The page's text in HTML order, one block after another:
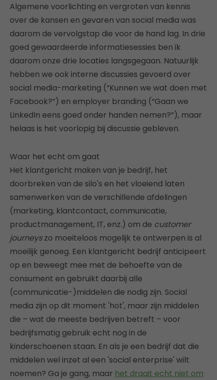
Algemene voorlichting en vergroten van kennis
over de kansen en gevaren van social media was
daarom de vervolgstap die voor de hand lag. In drie
goed gewaardeerde informatiesessies ben ik
daarom onze drie locaties langsgegaan. Natuurlijk
hebben we ook interne discussies gevoerd over
social media-marketing (“Kunnen we wat doen met
Facebook?”) en employer branding (“Gaan we
LinkedIn eens goed onder handen nemen?”), maar
helaas is het voorlopig bij discussie gebleven.
Waar het echt om gaat
Het klantgericht maken van je bedrijf, het
doorbreken van de silo's en het vloeiend laten
samenwerken van de verschillende afdelingen
(marketing, klantcontact, communicatie,
productmanagement, IT, enz.) om de customer
journeyszo moeiteloos mogelijk te ontwerpen is al
moeilijk genoeg. Een klantgericht bedrijf anticipeert
op en beweegt mee met de behoefte van de
consument en gebruikt daarbij alle
(communicatie-)middelen die nodig zijn. Social
media zijn op dit moment 'hot', maar zijn middelen
die – wat de meeste bedrijven betreft – voor
bedrijfsmatig gebruik echt nog in de
kinderschoenen staan. En als je een bedrijf dat die
middelen wel inzet al een 'social enterprise' wilt
noemen? Ga je gang, maar het draait echt niet om